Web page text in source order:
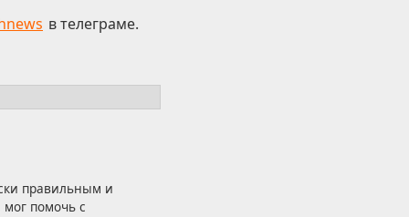
в телеграме.
правильным и
помочь с